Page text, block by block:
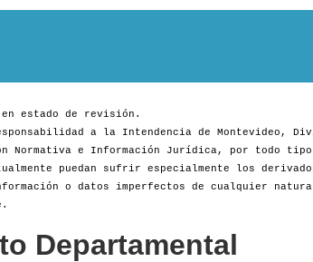
en estado de revisión.
a la Intendencia de Montevideo,
Normativa e Información Jurídica, por todo tipo
puedan sufrir especialmente los
o datos imperfectos de cualquier
Departamental